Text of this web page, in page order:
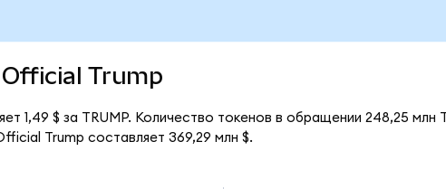
Official Trump
1,49 $ за TRUMP. Количество токенов в обращении 248,25 млн
Trump составляет 369,29 млн $.